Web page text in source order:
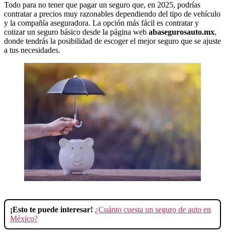
Todo para no tener que pagar un seguro que, en 2025, podrías
contratar a precios muy razonables dependiendo del tipo de vehículo
y la compañía aseguradora. La opción más fácil es contratar y
cotizar un seguro básico desde la página web abasegurosauto.mx,
donde tendrás la posibilidad de escoger el mejor seguro que se ajuste
a tus necesidades.
¡Esto te puede interesar! ¿Cuánto cuesta un seguro de auto en
México?